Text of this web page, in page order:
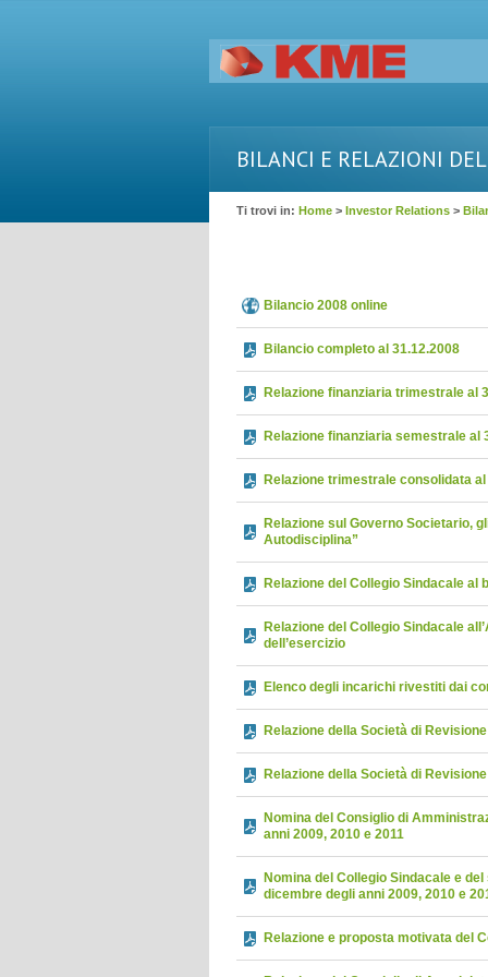
BILANCI E RELAZIONI
Ti trovi in: Home > Investor Relations >
Bilancio 2008 online
Bilancio completo al 31.12.2008
Relazione finanziaria trimestrale al
Relazione finanziaria semestrale al
Relazione trimestrale consolidata al
Relazione sul Governo Societario,
Autodisciplina”
Relazione del Collegio Sindacale al
Relazione del Collegio Sindacale
dell’esercizio
Elenco degli incarichi rivestiti dai
Relazione della Società di
Relazione della Società di
Nomina del Consiglio di
anni 2009, 2010 e 2011
Nomina del Collegio Sindacale e
dicembre degli anni 2009, 2010 e
Relazione e proposta motivata del